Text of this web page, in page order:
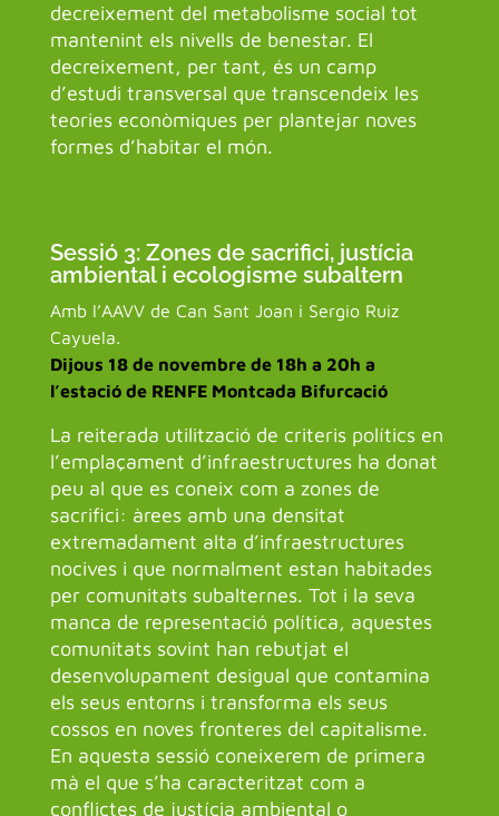
decreixement del metabolisme social tot
mantenint els nivells de benestar. El
decreixement, per tant, és un camp
d’estudi transversal que transcendeix les
teories econòmiques per plantejar noves
formes d’habitar el món.
Sessió 3: Zones de sacrifici, justícia
ambiental i ecologisme subaltern
Amb l’AAVV de Can Sant Joan i Sergio Ruiz
Cayuela.
Dijous 18 de novembre de 18h a 20h a
l’estació de RENFE Montcada Bifurcació
La reiterada utilització de criteris polítics en
l’emplaçament d’infraestructures ha donat
peu al que es coneix com a zones de
sacrifici: àrees amb una densitat
extremadament alta d’infraestructures
nocives i que normalment estan habitades
per comunitats subalternes. Tot i la seva
manca de representació política, aquestes
comunitats sovint han rebutjat el
desenvolupament desigual que contamina
els seus entorns i transforma els seus
cossos en noves fronteres del capitalisme.
En aquesta sessió coneixerem de primera
mà el que s’ha caracteritzat com a
conflictes de justícia ambiental o